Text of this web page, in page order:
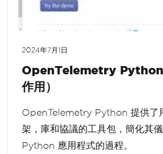
2024年7月1日
OpenTelemetry Python
作用）
OpenTelemetry Python 提供了
架，庫和協議的工具包，簡化其
Python 應用程式的過程。